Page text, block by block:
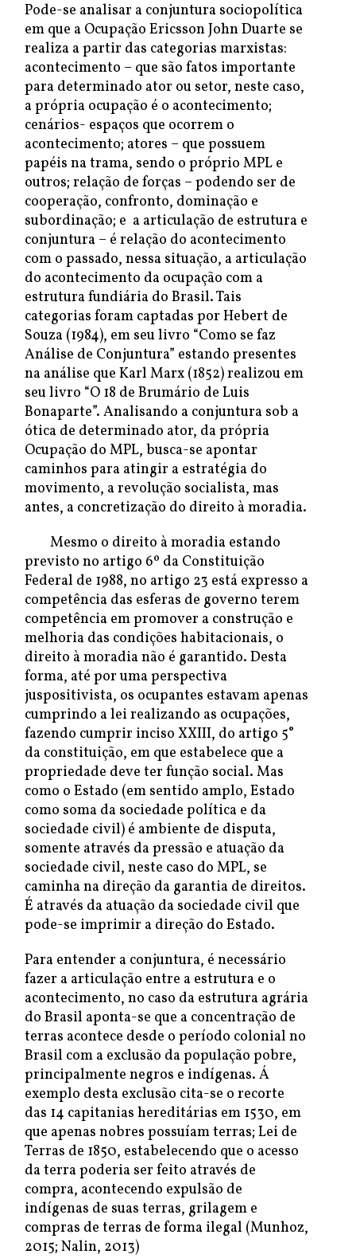
Pode-se analisar a conjuntura sociopolítica
em que a Ocupação Ericsson John Duarte se
realiza a partir das categorias marxistas:
acontecimento – que são fatos importante
para determinado ator ou setor, neste caso,
a própria ocupação é o acontecimento;
cenários- espaços que ocorrem o
acontecimento; atores – que possuem
papéis na trama, sendo o próprio MPL e
outros; relação de forças – podendo ser de
cooperação, confronto, dominação e
subordinação; e a articulação de estrutura e
conjuntura – é relação do acontecimento
com o passado, nessa situação, a articulação
do acontecimento da ocupação com a
estrutura fundiária do Brasil. Tais
categorias foram captadas por Hebert de
Souza (1984), em seu livro “Como se faz
Análise de Conjuntura” estando presentes
na análise que Karl Marx (1852) realizou em
seu livro “O 18 de Brumário de Luis
Bonaparte”. Analisando a conjuntura sob a
ótica de determinado ator, da própria
Ocupação do MPL, busca-se apontar
caminhos para atingir a estratégia do
movimento, a revolução socialista, mas
antes, a concretização do direito à moradia.
Mesmo o direito à moradia estando
previsto no artigo 6º da Constituição
Federal de 1988, no artigo 23 está expresso a
competência das esferas de governo terem
competência em promover a construção e
melhoria das condições habitacionais, o
direito à moradia não é garantido. Desta
forma, até por uma perspectiva
juspositivista, os ocupantes estavam apenas
cumprindo a lei realizando as ocupações,
fazendo cumprir inciso XXIII, do artigo 5°
da constituição, em que estabelece que a
propriedade deve ter função social. Mas
como o Estado (em sentido amplo, Estado
como soma da sociedade política e da
sociedade civil) é ambiente de disputa,
somente através da pressão e atuação da
sociedade civil, neste caso do MPL, se
caminha na direção da garantia de direitos.
É através da atuação da sociedade civil que
pode-se imprimir a direção do Estado.
Para entender a conjuntura, é necessário
fazer a articulação entre a estrutura e o
acontecimento, no caso da estrutura agrária
do Brasil aponta-se que a concentração de
terras acontece desde o período colonial no
Brasil com a exclusão da população pobre,
principalmente negros e indígenas. Á
exemplo desta exclusão cita-se o recorte
das 14 capitanias hereditárias em 1530, em
que apenas nobres possuíam terras; Lei de
Terras de 1850, estabelecendo que o acesso
da terra poderia ser feito através de
compra, acontecendo expulsão de
indígenas de suas terras, grilagem e
compras de terras de forma ilegal (Munhoz,
2015; Nalin, 2013)